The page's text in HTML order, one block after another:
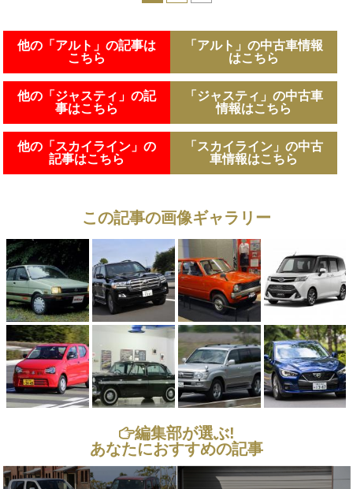
他の「アルト」の記事は
こちら
他の「ジャスティ」の記
事はこちら
他の「スカイライン」の
記事はこちら
「アルト」の中古車情報
はこちら
「ジャスティ」の中古車
情報はこちら
「スカイライン」の中古
車情報はこちら
この記事の画像ギャラリー
編集部が選ぶ!
あなたにおすすめの記事